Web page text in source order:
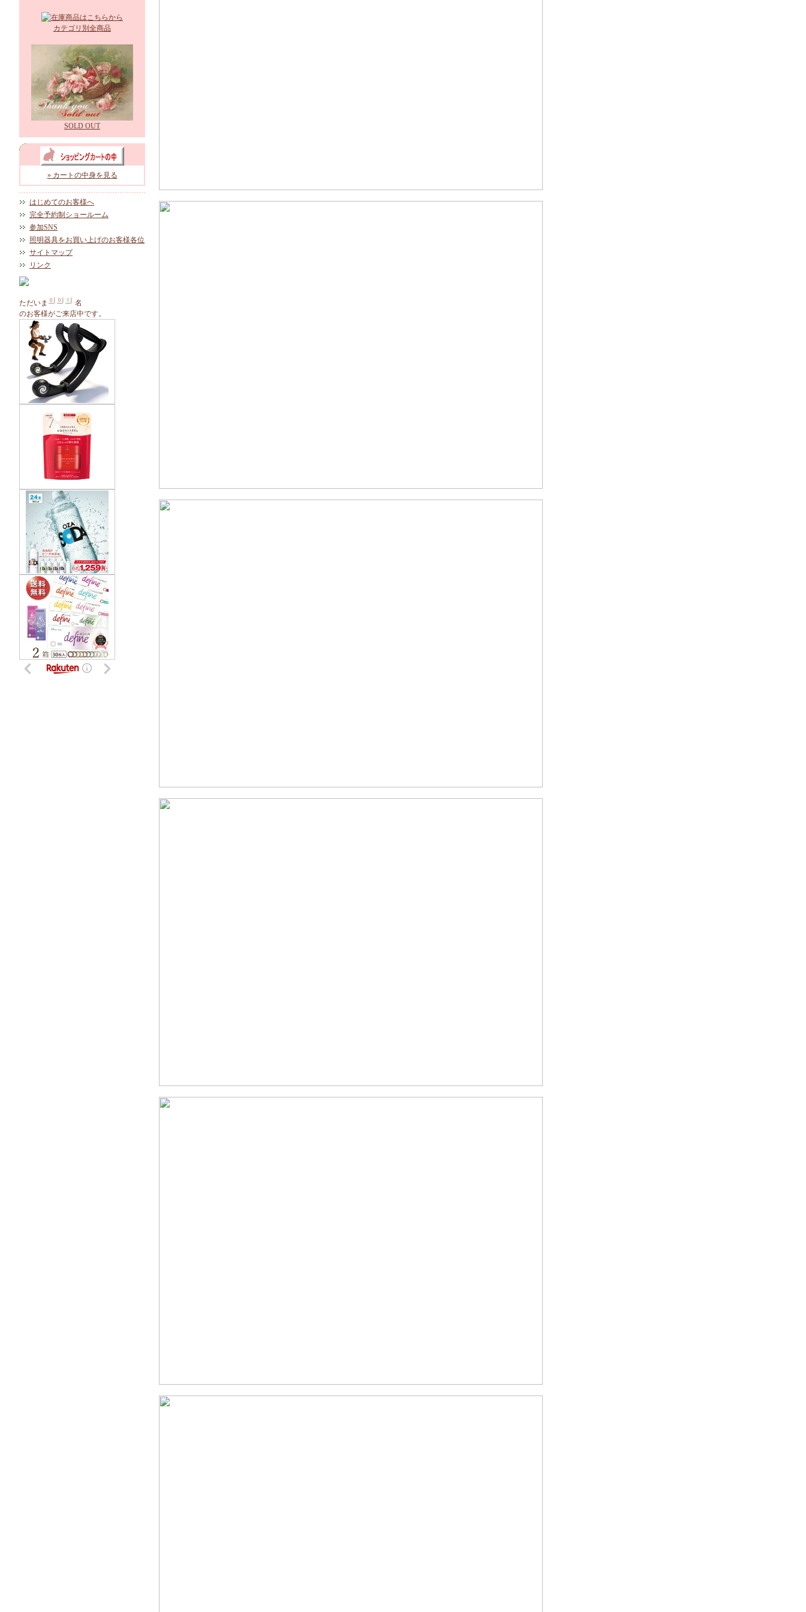
カテゴリ別全商品
SOLD OUT
» カートの中身を見る
はじめてのお客様へ
完全予約制ショールーム
参加SNS
照明器具をお買い上げのお客様各位
サイトマップ
リンク
ただいま
名
のお客様がご来店中です。